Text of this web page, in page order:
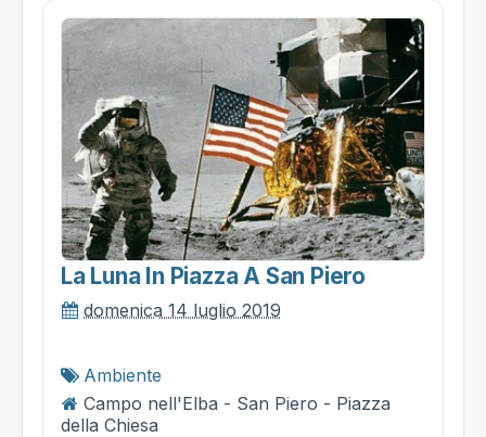
La Luna In Piazza A San Piero
domenica 14 luglio 2019
Ambiente
Campo nell'Elba - San Piero - Piazza
della Chiesa